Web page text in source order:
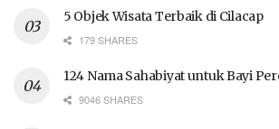
5 Objek Wisata Terbaik di Cilacap
179 SHARES
124 Nama Sahabiyat untuk Bayi
9046 SHARES